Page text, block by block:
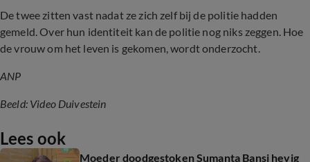
De twee zitten vast nadat ze zich zelf bij de politie hadden
gemeld. Over hun identiteit kan de politie nog niks zeggen. Hoe
de vrouw om het leven is gekomen, wordt onderzocht.
ANP
Beeld: Video Duivestein
Lees ook
Moeder doodgestoken Sumanta Bansi hevig